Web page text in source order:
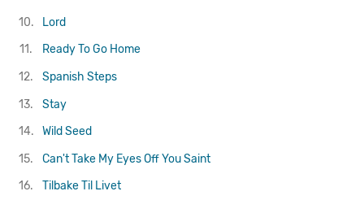
10.
Lord
11.
Ready To Go Home
12.
Spanish Steps
13.
Stay
14.
Wild Seed
15.
Can't Take My Eyes Off YouSaint
16.
Tilbake Til Livet